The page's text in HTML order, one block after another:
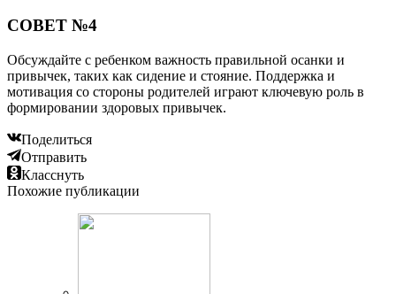
СОВЕТ №4
Обсуждайте с ребенком важность правильной осанки и
привычек, таких как сидение и стояние. Поддержка и
мотивация со стороны родителей играют ключевую роль в
формировании здоровых привычек.
Поделиться
Отправить
Класснуть
Похожие публикации